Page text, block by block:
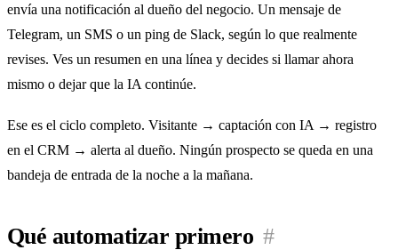
envía una notificación al dueño del negocio. Un mensaje de
Telegram, un SMS o un ping de Slack, según lo que realmente
revises. Ves un resumen en una línea y decides si llamar ahora
mismo o dejar que la IA continúe.
Ese es el ciclo completo. Visitante → captación con IA → registro
en el CRM → alerta al dueño. Ningún prospecto se queda en una
bandeja de entrada de la noche a la mañana.
Qué automatizar primero #